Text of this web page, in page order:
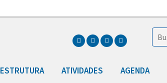
ESTRUTURA ATIVIDADES AGENDA